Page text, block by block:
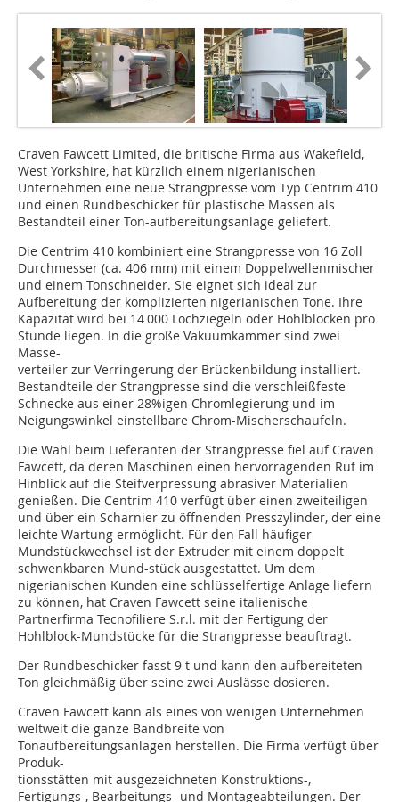
Craven Fawcett Limited, die britische Firma aus Wakefield,
West Yorkshire, hat kürzlich einem nigerianischen
Unternehmen eine neue Strangpresse vom Typ Centrim 410
und einen Rundbeschicker für plastische Massen als
Bestandteil einer Ton-aufbereitungsanlage geliefert.
Die Centrim 410 kombiniert eine Strangpresse von 16 Zoll
Durchmesser (ca. 406 mm) mit einem Doppelwellenmischer
und einem Tonschneider. Sie eignet sich ideal zur
Aufbereitung der komplizierten nigerianischen Tone. Ihre
Kapazität wird bei 14 000 Lochziegeln oder Hohlblöcken pro
Stunde liegen. In die große Vakuumkammer sind zwei
Masse-
verteiler zur Verringerung der Brückenbildung installiert.
Bestandteile der Strangpresse sind die verschleißfeste
Schnecke aus einer 28%igen Chromlegierung und im
Neigungswinkel einstellbare Chrom-Mischerschaufeln.
Die Wahl beim Lieferanten der Strangpresse fiel auf Craven
Fawcett, da deren Maschinen einen hervorragenden Ruf im
Hinblick auf die Steifverpressung abrasiver Materialien
genießen. Die Centrim 410 verfügt über einen zweiteiligen
und über ein Scharnier zu öffnenden Presszylinder, der eine
leichte Wartung ermöglicht. Für den Fall häufiger
Mundstückwechsel ist der Extruder mit einem doppelt
schwenkbaren Mund-stück ausgestattet. Um dem
nigerianischen Kunden eine schlüsselfertige Anlage liefern
zu können, hat Craven Fawcett seine italienische
Partnerfirma Tecnofiliere S.r.l. mit der Fertigung der
Hohlblock-Mundstücke für die Strangpresse beauftragt.
Der Rundbeschicker fasst 9 t und kann den aufbereiteten
Ton gleichmäßig über seine zwei Auslässe dosieren.
Craven Fawcett kann als eines von wenigen Unternehmen
weltweit die ganze Bandbreite von
Tonaufbereitungsanlagen herstellen. Die Firma verfügt über
Produk-
tionsstätten mit ausgezeichneten Konstruktions-,
Fertigungs-, Bearbeitungs- und Montageabteilungen. Der